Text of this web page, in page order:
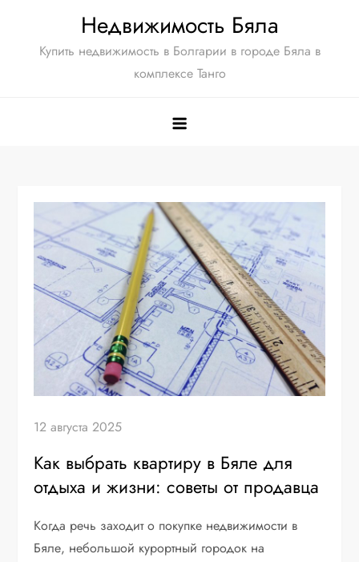
содержимому
Недвижимость Бяла
Купить недвижимость в Болгарии в городе Бяла в
комплексе Танго
12 августа 2025
Как выбрать квартиру в Бяле для
отдыха и жизни: советы от продавца
Когда речь заходит о покупке недвижимости в
Бяле, небольшой курортный городок на